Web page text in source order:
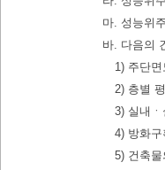
마. 성능위
바. 다음의
1) 주단
2) 층별
3) 실내
4) 방화
5) 건축